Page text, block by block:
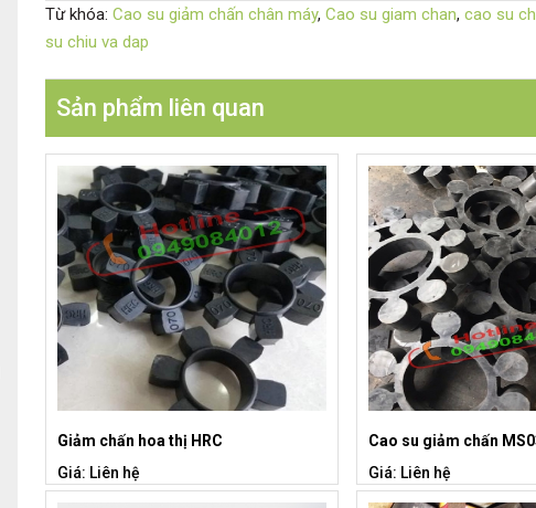
Từ khóa: Cao su giảm chấn chân máy, Cao su giam chan, cao su
su chiu va dap
Sản phẩm liên quan
Giảm chấn hoa thị HRC
Giá: Liên hệ
Cao su giảm chấn
Giá: Liên hệ